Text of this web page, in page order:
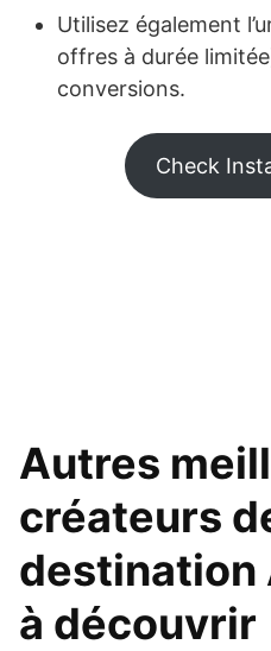
Utilisez également
offres à durée
conversions.
Check
Autres
créateurs
destination
à découvrir